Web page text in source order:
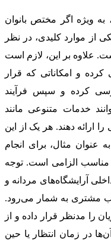
ویژه اگر مختص بانوان
از موارد کلیدی، در نظر
علاوه بر این، لازم است
و امکاناتی که قرار
کرده و سپس فرآیند
خدمات متنوعی مانند
ارائه دهند. هر یک از این
عنوان مثال، برای انجام
مناسب الزامی است. توجه
آرایشگاه‌های مردانه و
مشتری به شمار می‌رود.
را مدنظر قرار داده و از
در زمان انتظار یا حین